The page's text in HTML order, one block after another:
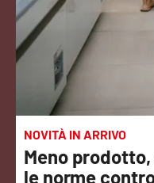
Sanità
Sport
Cultura
Podcast
Meteo
NOVITÀ IN ARRIVO
Meno
le norme